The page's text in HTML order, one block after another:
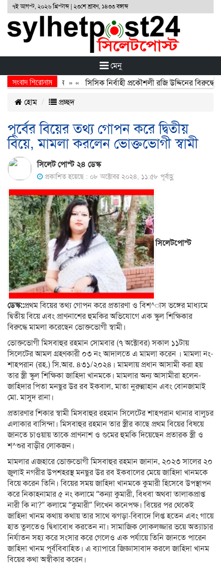
৭ই আগস্ট, ২০২৬ খ্রিস্টাব্দ | ২৩শে শ্রাবণ, ১৪৩৩ বঙ্গাব্দ
মেনু
সংবাদ শিরোনাম
বর্জন ও বিসর্জন » «সিসিক নির্বাহী প্রকৌশলী রজি উদ্দিনের বিরুদ্ধে
হোম
প্রচ্ছদ
পূর্বের বিয়ের তথ্য গোপন করে দ্বিতীয়
বিয়ে, মামলা করলেন ভোক্তভোগী স্বামী
সিলেট পোস্ট ২৪ ডেস্ক
প্রকাশিত হয়েছে : ০৮ অক্টোবর ২০২৪, ১১:৫৮ পূর্বাহ্ণ
সিলেটপোস্ট
ডেস্ক::প্রথম বিয়ের তথ্য গোপন করে প্রতারণা ও বিশ^াস ভঙ্গের মাধ্যমে
দ্বিতীয় বিয়ে এবং প্রাণনাশের হুমকির অভিযোগে এক স্কুল শিক্ষিকার
বিরুদ্ধে মামলা করেছেন ভোক্তভোগী স্বামী।
ভোক্তভোগী মিসবাহুর রহমান সোমবার (৭ অক্টোবর) সকাল ১১টায়
সিলেটের আমল গ্রহণকারী ০৩ নং আদালতে এ মামলা করেন । মামলা নং-
শাহপরান (রহ.) সি.আর. ৪৩১/২০২৪। মামলায় প্রধান আসামী করা হয়
তার স্ত্রী স্কুল শিক্ষিকা জাহিদা খানমকে। মামলার অন্য আসামীরা হলেন-
জাহিদার পিতা মনছুর উর রব ইকবাল, মাতা নুরুন্নাহান এবং বোনজামাই
মো. মাসুদ রানা।
প্রতারণার শিকার স্বামী মিসবাহুর রহমান সিলেটের শাহপরান থানার বালুচর
এলাকার বাসিন্দা। মিসবাহুর রহমান তার স্ত্রীর কাছে প্রথম বিয়ের বিষয়ে
জানতে চাওয়ায় তাকে প্রাণনাশ ও গুমের হুমকি দিয়েছেন প্রতারক স্ত্রী ও
শ^শুর বাড়ীর লোকজন।
মামলার এজহারে ভোক্তভোগী মিসবাহুর রহমান জানান, ২০২৩ সালের ২০
জুলাই নগরীর উপশহরস্থ মনছুর উর রব ইকবালের মেয়ে জাহিদা খানমকে
বিয়ে করেন তিনি। বিয়ের সময় জাহিদা খানমকে কুমারী হিসেবে উপস্থাপন
করে নিকাহনামার ৫ নং কলামে “কন্যা কুমারী, বিধবা অথবা তালাকপ্রাপ্ত
নারী কি না?” কলামে “কুমারী” লিখেন কনেপক্ষ। বিয়ের পর থেকেই
জাহিদা খানম কথায় কথায় তার সাথে ঝগড়া-বিবাদে লিপ্ত হতেন এবং গায়ে
হাত তুলতেও দ্বিধাবোধ করতেন না। সামাজিক লোকলজ্জার ভয়ে অত্যাচার
নির্যাতন সহ্য করে সংসার করে গেলেও এক পর্যায়ে তিনি জানতে পারেন
জাহিদা খানম পূর্ববিবাহিত। এ ব্যাপারে জিজ্ঞাসাবাদ করলে জাহিদা খানম
বিয়ের কথা অস্বীকার করেন।